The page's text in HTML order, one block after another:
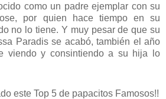
como un padre ejemplar con su
por quien hace tiempo en su
no lo tiene. Y muy pesar de que su
Paradis se acabó, también el año
viendo y consintiendo a su hija lo
este Top 5 de papacitos Famosos!!